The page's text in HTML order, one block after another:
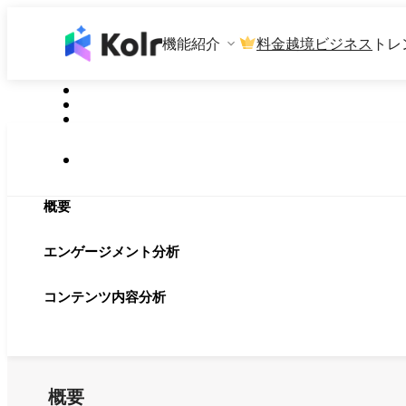
機能紹介 料金越境ビジネス ト
概要
エンゲージメント分析
コンテンツ内容分析
概要